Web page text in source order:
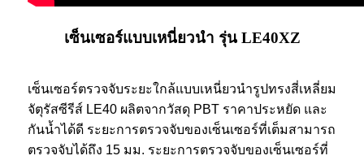
เซ็นเซอร์แบบเหนี่ยวนำ รุ่น LE40XZ
เซ็นเซอร์ตรวจจับระยะใกล้แบบเหนี่ยวนำรูปทรงสี่เหลี่ยม
จัตุรัสซีรีส์ LE40 ผลิตจากวัสดุ PBT ราคาประหยัด และ
กันน้ำได้ดี ระยะการตรวจจับของเซ็นเซอร์ที่เต็มสามารถ
ตรวจจับได้ถึง 15 มม. ระยะการตรวจจับของเซ็นเซอร์ที่